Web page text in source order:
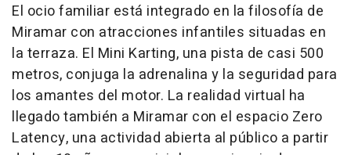
El ocio familiar está integrado en la filosofía de
Miramar con atracciones infantiles situadas en
la terraza. El Mini Karting, una pista de casi 500
metros, conjuga la adrenalina y la seguridad para
los amantes del motor. La realidad virtual ha
llegado también a Miramar con el espacio Zero
Latency, una actividad abierta al público a partir